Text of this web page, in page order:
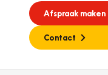
Afspraak maken
Contact